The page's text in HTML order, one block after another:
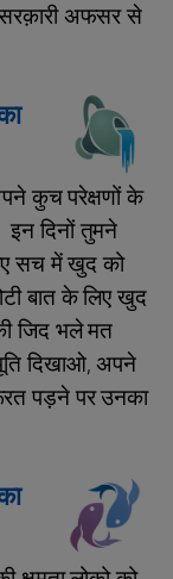
अफसर से
कुच परेक्षणों के
दिनों तुमने
सच में खुद को
बात के लिए खुद
जिद भले मत
दिखाओ, अपने
पड़ने पर उनका